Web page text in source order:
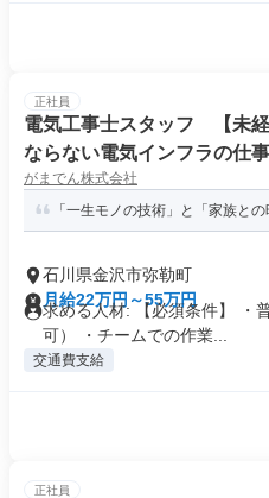
正社員
電気工事士スタッフ 【未
ならない電気インフラの仕
がまでん株式会社
「一生モノの技術」と「家族と
石川県金沢市弥勒町
月給22万円～55万円
求める人材: 【必須条件】 ・
可） ・チームでの作業...
交通費支給
正社員